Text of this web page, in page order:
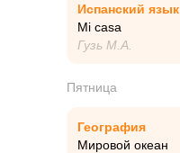
Пятница
Испанский язык
Mi casa
Гузь М.А.
География
Мировой океан